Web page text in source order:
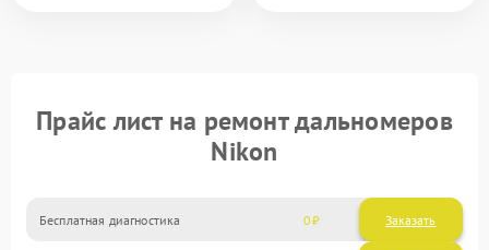
Прайс лист на ремонт дальномеров
Nikon
Бесплатная диагностика 0 Заказать